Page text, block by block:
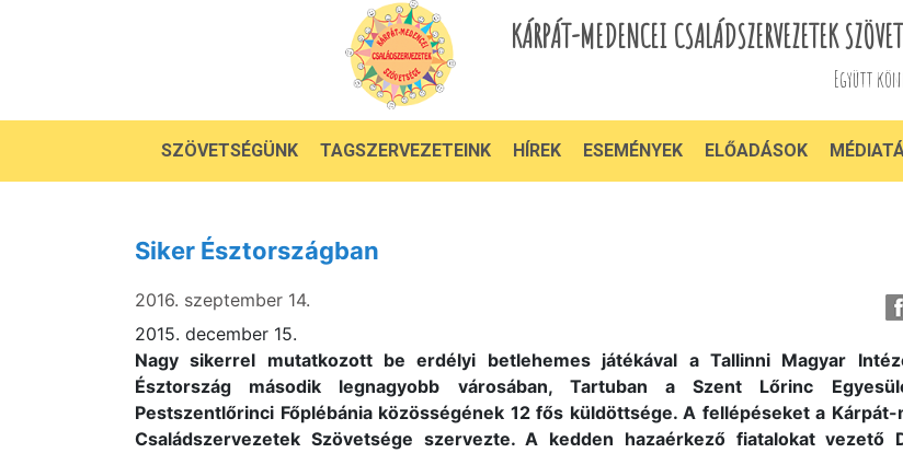
KÁRPÁT-MEDENCEI CSALÁDSZERVEZETEK
Együtt
SZÖVETSÉGÜNK TAGSZERVEZETEINK HÍREK ESEMÉNYEK ELŐADÁSOK
Siker Észtországban
2016. szeptember 14.
2015. december 15.
Nagy sikerrel mutatkozott be erdélyi betlehemes játékával a Tallinni Magyar
Észtország második legnagyobb városában, Tartuban a Szent Lőrinc
Pestszentlőrinci Főplébánia közösségének 12 fős küldöttsége. A fellépéseket a Kárpát-
Családszervezetek Szövetsége szervezte. A kedden hazaérkező fiatalokat vezető